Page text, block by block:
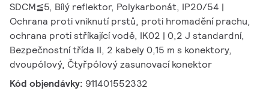
SDCM≦5, Bílý reflektor, Polykarbonát, IP20/54 |
Ochrana proti vniknutí prstů, proti hromadění prachu,
ochrana proti stříkající vodě, IK02 | 0,2 J standardní,
Bezpečnostní třída II, 2 kabely 0,15 m s konektory,
dvoupólový, Čtyřpólový zasunovací konektor
Kód objendávky: 911401552332